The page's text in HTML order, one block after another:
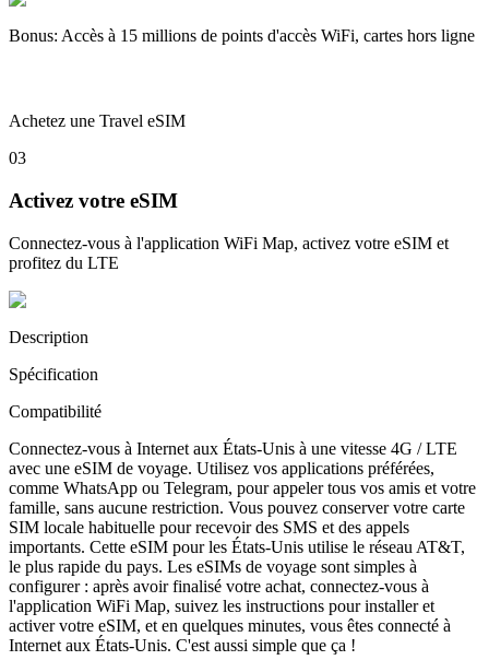
Bonus: Accès à 15 millions de points d'accès WiFi, cartes hors ligne
Achetez une Travel eSIM
03
Activez votre eSIM
Connectez-vous à l'application WiFi Map, activez votre eSIM et
profitez du LTE
Description
Spécification
Compatibilité
Connectez-vous à Internet aux États-Unis à une vitesse 4G / LTE
avec une eSIM de voyage. Utilisez vos applications préférées,
comme WhatsApp ou Telegram, pour appeler tous vos amis et votre
famille, sans aucune restriction. Vous pouvez conserver votre carte
SIM locale habituelle pour recevoir des SMS et des appels
importants. Cette eSIM pour les États-Unis utilise le réseau AT&T,
le plus rapide du pays. Les eSIMs de voyage sont simples à
configurer : après avoir finalisé votre achat, connectez-vous à
l'application WiFi Map, suivez les instructions pour installer et
activer votre eSIM, et en quelques minutes, vous êtes connecté à
Internet aux États-Unis. C'est aussi simple que ça !